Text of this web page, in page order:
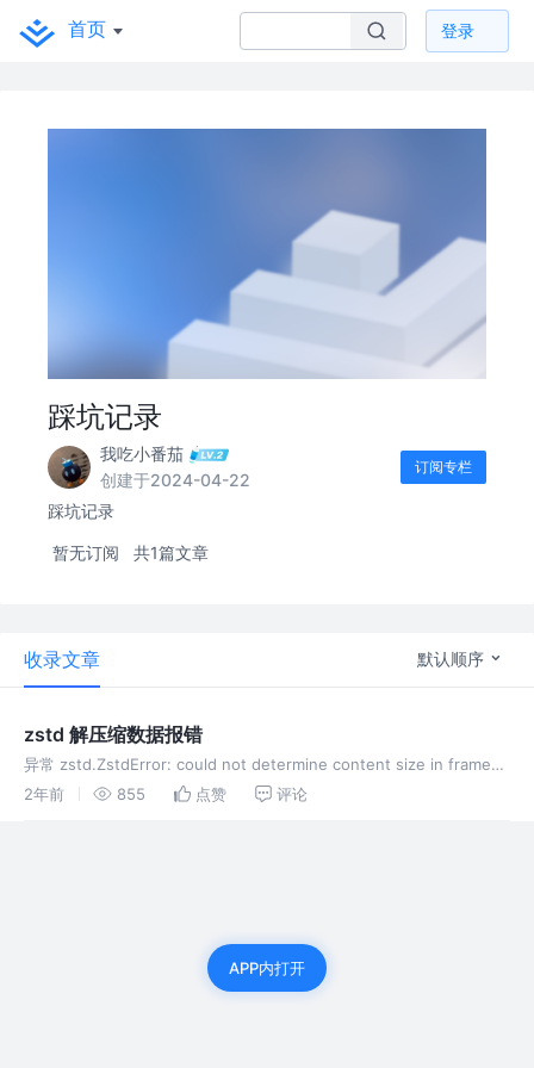
首页 登录
踩坑记录
我吃小番茄
创建于2024-04-22
订阅专栏
踩坑记录
暂无订阅 共1篇文章
收录文章 默认顺序
zstd 解压缩数据报错
异常 zstd.ZstdError: could not determine content size in frame
header 解决方案 在 decompress 有一个参数 max_ou
2年前 855 点赞 评论
APP内打开